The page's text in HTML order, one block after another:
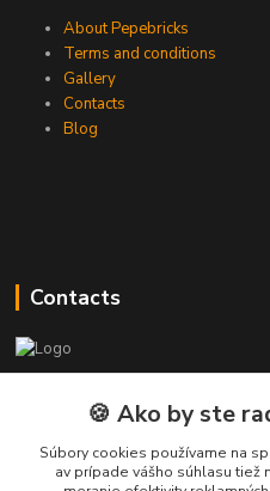
About Pepebricks
Terms and conditions
Gallery
Contacts
Blog
Contacts
+421 915 709 534
🍪 Ako by ste
Súbory cookies používame na
av prípade vášho súhlasu